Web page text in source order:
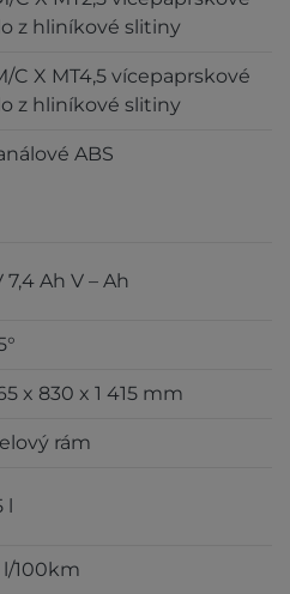
z hliníkové slitiny
C X MT4,5 vícepaprskové
z hliníkové slitiny
ABS
7,4 Ah V – Ah
x 830 x 1 415 mm
rám
l/100km